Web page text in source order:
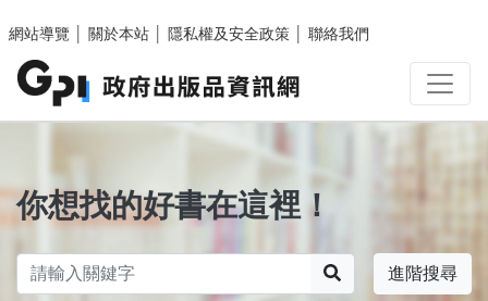
網站導覽
關於本站 隱私權及安全政策 聯絡我們
你想找的好書在這裡！
進階搜尋